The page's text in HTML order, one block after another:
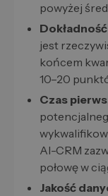
powyżej
jest
końcem
10–20
Czas
AI-CRM
połowę w
Jakość